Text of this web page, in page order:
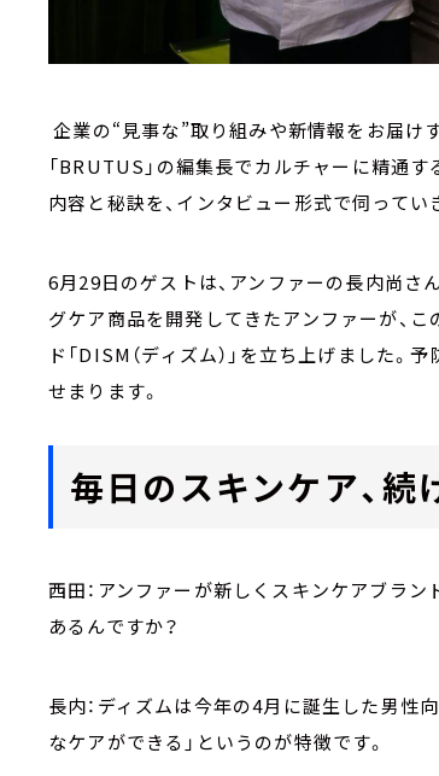
企業の“見事な”取り組みや新情報をお届け
「BRUTUS」の編集長でカルチャーに精通
内容と秘訣を、インタビュー形式で伺ってい
6月29日のゲストは、アンファーの長内尚さ
グケア商品を開発してきたアンファーが、
ド「DISM（ディズム）」を立ち上げました
せまります。
毎日のスキンケア、
西田：アンファーが新しくスキンケアブラ
あるんですか？
長内：ディズムは今年の4月に誕生した男性
なケアができる」というのが特徴です。